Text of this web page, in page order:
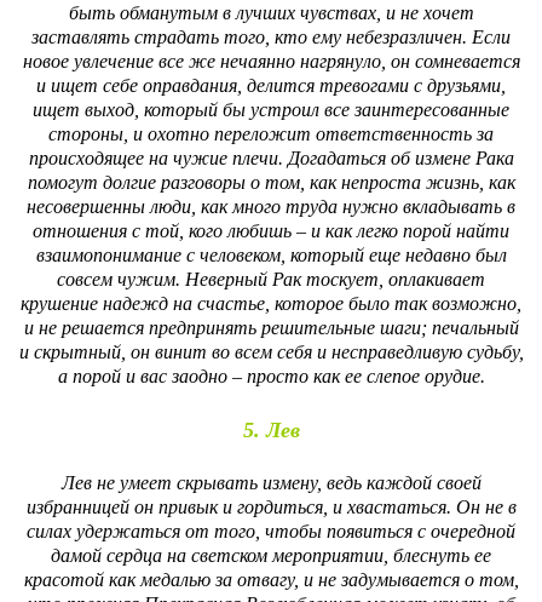
быть обманутым в лучших чувствах, и не хочет
заставлять страдать того, кто ему небезразличен. Если
новое увлечение все же нечаянно нагрянуло, он сомневается
и ищет себе оправдания, делится тревогами с друзьями,
ищет выход, который бы устроил все заинтересованные
стороны, и охотно переложит ответственность за
происходящее на чужие плечи. Догадаться об измене Рака
помогут долгие разговоры о том, как непроста жизнь, как
несовершенны люди, как много труда нужно вкладывать в
отношения с той, кого любишь – и как легко порой найти
взаимопонимание с человеком, который еще недавно был
совсем чужим. Неверный Рак тоскует, оплакивает
крушение надежд на счастье, которое было так возможно,
и не решается предпринять решительные шаги; печальный
и скрытный, он винит во всем себя и несправедливую судьбу,
а порой и вас заодно – просто как ее слепое орудие.
5. Лев
Лев не умеет скрывать измену, ведь каждой своей
избранницей он привык и гордиться, и хвастаться. Он не в
силах удержаться от того, чтобы появиться с очередной
дамой сердца на светском мероприятии, блеснуть ее
красотой как медалью за отвагу, и не задумывается о том,